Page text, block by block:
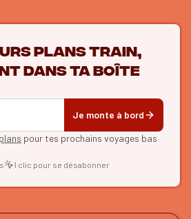
plans train,
dans ta boîte
Je monte à bord
pour tes prochains voyages bas
1 clic pour se désabonner